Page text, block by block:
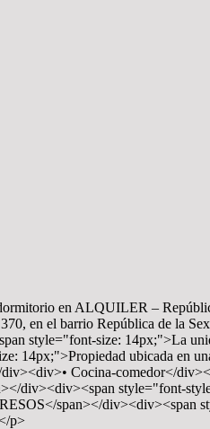
en ALQUILER –
el barrio República de la
style="font-size: 14px;">La
ubicada en
Cocina-comedor</
div><div><span
span></div><div><span
p>